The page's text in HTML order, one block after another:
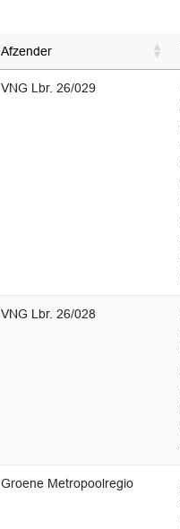
Afzender
VNG Lbr. 26/029
VNG Lbr. 26/028
Groene Metropoolregio